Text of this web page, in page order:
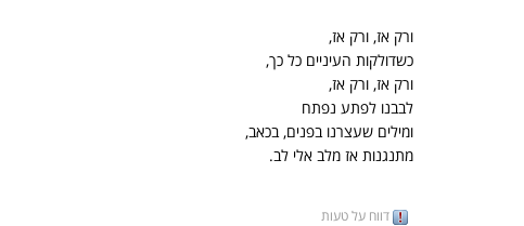
ורק אז, ורק אז,
כשדולקות העיניים כל כך,
ורק אז, ורק אז,
לבבנו לפתע נפתח
ומילים שעצרנו בפנים, בכאב,
מתנגנות אז מלב אלי לב.
דווח על טעות